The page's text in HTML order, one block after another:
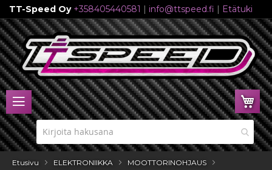
TT-Speed Oy +358405440581 | info@ttspeed.fi | Etätuki
Skip
to
Content
Etusivu ELEKTRONIIKKA
MOOTTORINOHJAUS